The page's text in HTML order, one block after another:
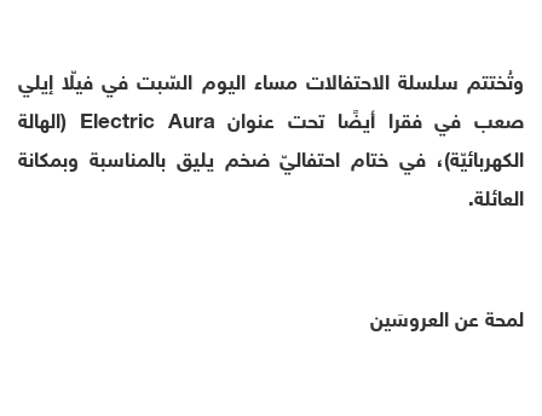
وتُختتم سلسلة الاحتفالات مساء اليوم السّبت في فيلّا إيلي
صعب في فقرا أيضًا تحت عنوان Electric Aura (الهالة
الكهربائيّة)، في ختام احتفاليّ ضخم يليق بالمناسبة وبمكانة
العائلة.
لمحة عن العروسَين